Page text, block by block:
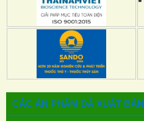
CÁC ẤN PHẨM ĐÃ XUẤT BẢN